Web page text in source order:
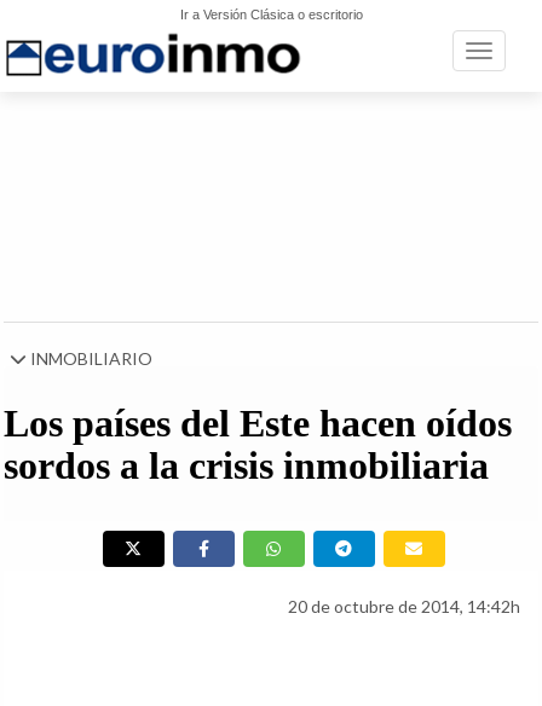
Ir a Versión Clásica o escritorio
Toggle
INMOBILIARIO
Los países del Este hacen oídos
sordos a la crisis inmobiliaria
20 de octubre de 2014, 14:42h